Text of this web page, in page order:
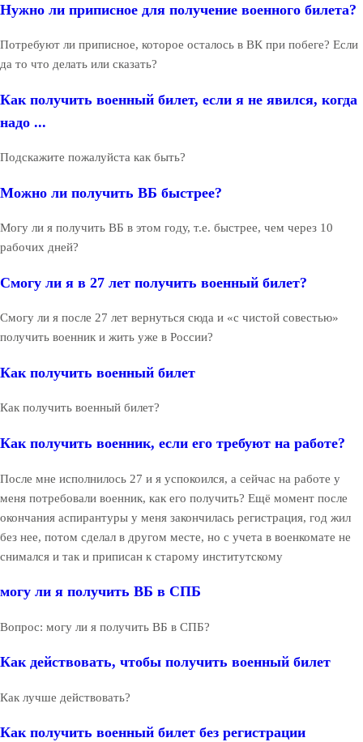
Нужно ли приписное для получение военного билета?
Потребуют ли приписное, которое осталось в ВК при побеге? Если
да то что делать или сказать?
Как получить военный билет, если я не явился, когда
надо ...
Подскажите пожалуйста как быть?
Можно ли получить ВБ быстрее?
Могу ли я получить ВБ в этом году, т.е. быстрее, чем через 10
рабочих дней?
Смогу ли я в 27 лет получить военный билет?
Смогу ли я после 27 лет вернуться сюда и «с чистой совестью»
получить военник и жить уже в России?
Как получить военный билет
Как получить военный билет?
Как получить военник, если его требуют на работе?
После мне исполнилось 27 и я успокоился, а сейчас на работе у
меня потребовали военник, как его получить? Ещё момент после
окончания аспирантуры у меня закончилась регистрация, год жил
без нее, потом сделал в другом месте, но с учета в военкомате не
снимался и так и приписан к старому институтскому
могу ли я получить ВБ в СПБ
Вопрос: могу ли я получить ВБ в СПБ?
Как действовать, чтобы получить военный билет
Как лучше действовать?
Как получить военный билет без регистрации